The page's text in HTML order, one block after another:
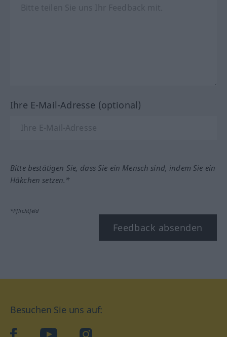
Ihre E-Mail-Adresse (optional)
Bitte bestätigen Sie, dass Sie ein Mensch sind, indem Sie ein
Häkchen setzen.*
*Pflichtfeld
Feedback absenden
Besuchen Sie uns auf:
facebookYouTube Instagram